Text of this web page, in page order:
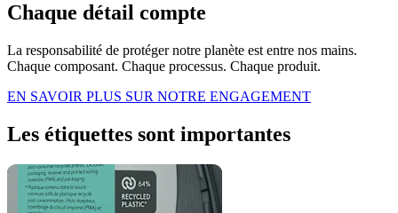
Chaque détail compte
La responsabilité de protéger notre planète est entre nos mains.
Chaque composant. Chaque processus. Chaque produit.
EN SAVOIR PLUS SUR NOTRE ENGAGEMENT
Les étiquettes sont importantes